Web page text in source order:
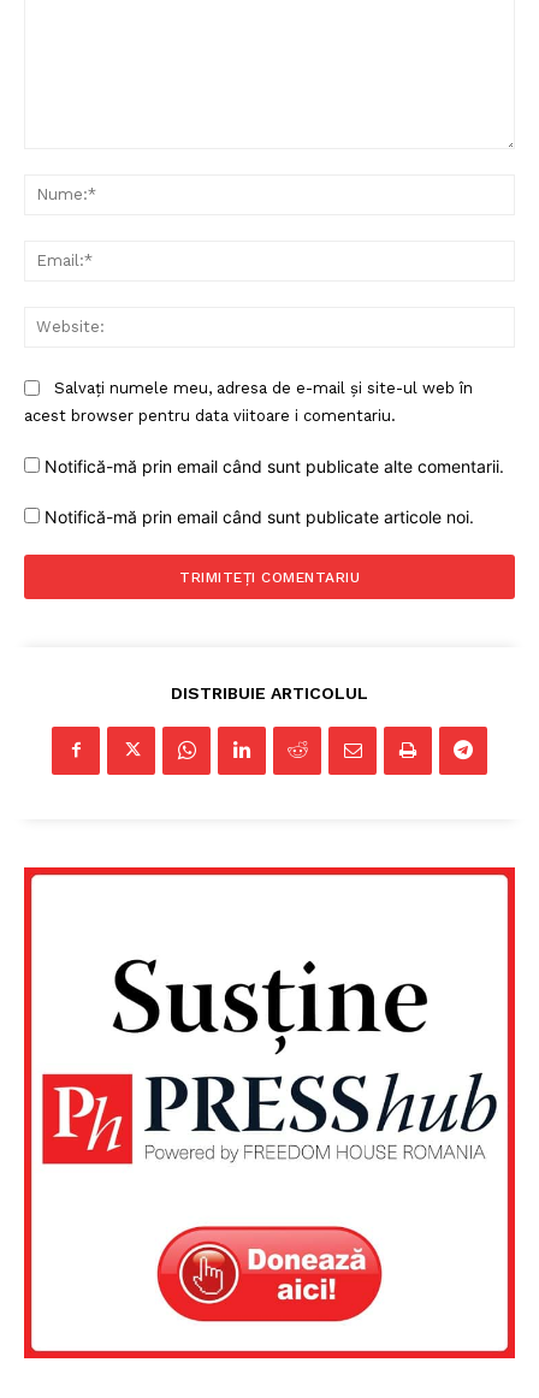
Salvați numele meu, adresa de e-mail și site-ul web în
acest browser pentru data viitoare i comentariu.
Notifică-mă prin email când sunt publicate alte comentarii.
Notifică-mă prin email când sunt publicate articole noi.
DISTRIBUIE ARTICOLUL